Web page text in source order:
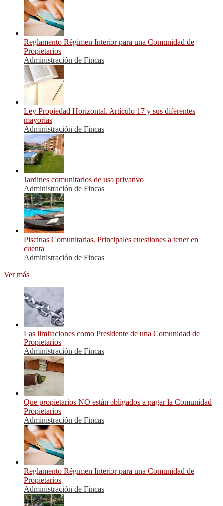
Reglamento Régimen Interior para una Comunidad de
Propietarios
Administración de Fincas
Ley Propiedad Horizontal. Artículo 17 y sus diferentes
mayorías
Administración de Fincas
Jardines comunitarios de uso privativo
Administración de Fincas
Piscinas Comunitarias. Principales cuestiones a tener en
cuenta
Administración de Fincas
Ver más
Las limitaciones como Presidente de una Comunidad de
Propietarios
Administración de Fincas
Que propietarios NO están obligados a pagar la Comunidad
Propietarios
Administración de Fincas
Reglamento Régimen Interior para una Comunidad de
Propietarios
Administración de Fincas